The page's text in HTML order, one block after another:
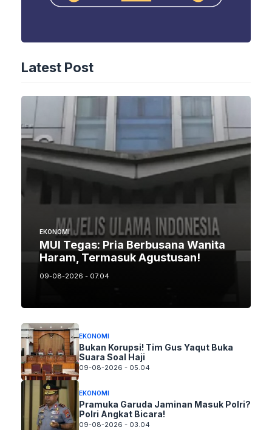
Latest Post
EKONOMI
MUI Tegas: Pria Berbusana Wanita
Haram, Termasuk Agustusan!
09-08-2026 - 07.04
EKONOMI
Bukan Korupsi! Tim Gus Yaqut Buka
Suara Soal Haji
09-08-2026 - 05.04
EKONOMI
Pramuka Garuda Jaminan Masuk Polri?
Polri Angkat Bicara!
09-08-2026 - 03.04